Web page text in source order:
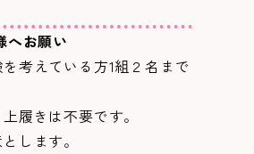
へお願い
考えている方1組２名まで
履きは不要です。
します。